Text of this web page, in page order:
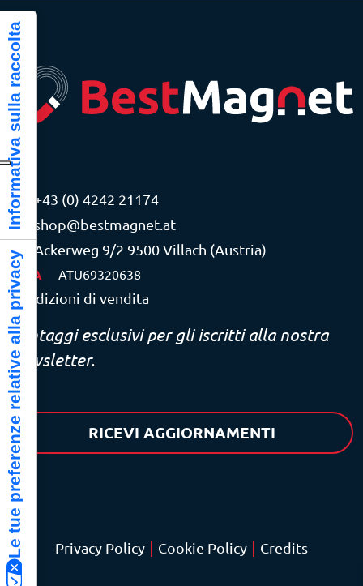
+43 (0) 4242 21174
shop@bestmagnet.at
Ackerweg 9/2 9500 Villach (Austria)
P.IVA ATU69320638
Condizioni di vendita
Vantaggi esclusivi per gli iscritti alla nostra
newsletter.
RICEVI AGGIORNAMENTI
Privacy Policy Cookie Policy Credits
Le tue preferenze relative alla privacy
Informativa sulla raccolta